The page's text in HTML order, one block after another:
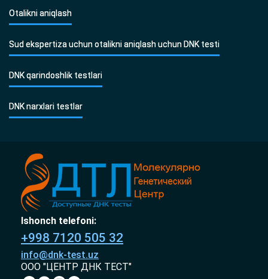
Otalikni aniqlash
Sud ekspertiza uchun otalikni aniqlash uchun DNK testi
DNK qarindoshlik testlari
DNK narxlari testlar
Ishonch telefoni:
+998 7120 505 32
info@dnk-test.uz
ООО "ЦЕНТР ДНК ТЕСТ"